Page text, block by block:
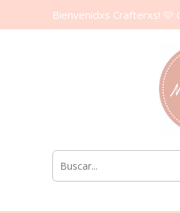
Bienvenidxs Crafterxs!